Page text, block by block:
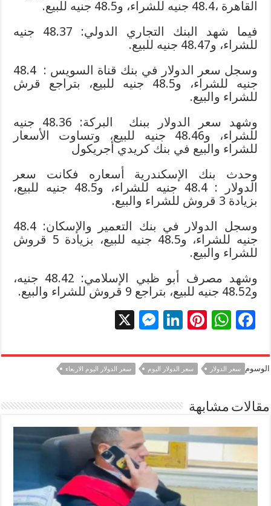
القاهرة ،48.4 جنيه للشراء، و48.5 جنيه للبيع.
فيما شهد البنك التجاري الدولي: 48.37 جنيه
للشراء، و48.47 جنيه للبيع.
وسجل سعر الدولار في بنك قناة السويس : 48.4
جنيه للشراء، و48.5 جنيه للبيع، بتراجع قرش
للشراء والبيع.
وشهد سعر الدولار ببنك البركة: 48.36 جنيه
للشراء، و48.46 جنيه للبيع، وتساوت الأسعار
للشراء والبيع في بنك كريدي أجريكول
وحدث بنك الإسكندرية أسعاره فكانت سعر
الدولار : 48.4 جنيه للشراء، و48.5 جنيه للبيع،
بزيادة 3 قروش للشراء والبيع.
وسجل الدولار في بنك التعمير والإسكان: 48.4
جنيه للشراء، و48.5 جنيه للبيع، بزيادة 5 قروش
للشراء والبيع.
وشهد مصرف أبو ظبي الإسلامي: 48.42 جنيه،
و48.52 جنيه للبيع، بتراجع 9 قروش للشراء والبيع.
F
e
b
o
k
W
at
sA
p
p
Pi
er
es
t
Li
k
e
dI
n
M
se
n
g
er
الوسوم سعر الدولار سعر الدولار اليوم سعر الدولار اليوم الاربعاء
مقالات مشابهة